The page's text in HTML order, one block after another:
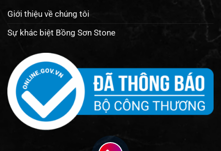
Giới thiệu về chúng tôi
Sự khác biệt Bồng Sơn Stone